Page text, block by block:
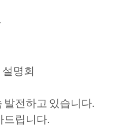
명회
발전하고 있습니다.
드립니다.